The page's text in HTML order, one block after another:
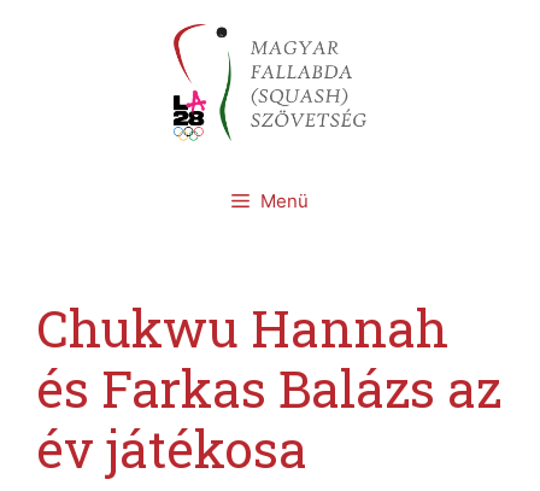
Menü
Chukwu Hannah
és Farkas Balázs az
év játékosa